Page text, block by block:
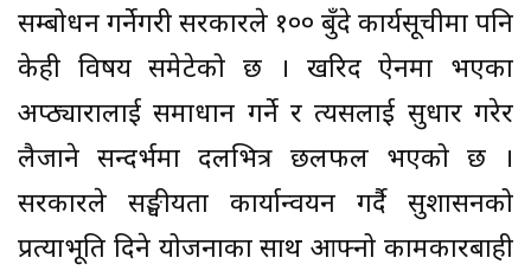
सम्बोधन गर्नेगरी सरकारले १०० बुँदे कार्यसूचीमा पनि
केही विषय समेटेको छ । खरिद ऐनमा भएका
अप्ठ्यारालाई समाधान गर्ने र त्यसलाई सुधार गरेर
लैजाने सन्दर्भमा दलभित्र छलफल भएको छ ।
सरकारले सङ्घीयता कार्यान्वयन गर्दै सुशासनको
प्रत्याभूति दिने योजनाका साथ आफ्नो कामकारबाही